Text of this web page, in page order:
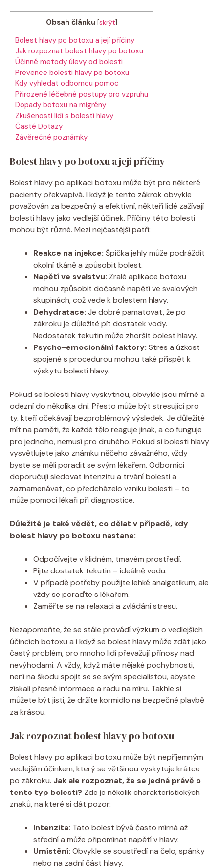
Obsah článku [skrýt]
Bolest hlavy po botoxu a její příčiny
Jak rozpoznat bolest hlavy po botoxu
Účinné metody úlevy od bolesti
Prevence bolesti hlavy po botoxu
Kdy vyhledat odbornou pomoc
Přirozené léčebné postupy pro vzpruhu
Dopady botoxu na migrény
Zkušenosti lidí s bolestí hlavy
Časté Dotazy
Závěrečné poznámky
Bolest hlavy po botoxu a její příčiny
Bolest hlavy po aplikaci botoxu může být pro některé
pacienty překvapivá. I když je tento zákrok obvykle
považován za bezpečný a efektivní, někteří lidé zažívají
bolesti hlavy jako vedlejší účinek. Příčiny této bolesti
mohou být různé. Mezi nejčastější patří:
Reakce na injekce: Špička jehly může podráždit
okolní tkáně a způsobit bolest.
Napětí ve svalstvu: Zralé aplikace botoxu
mohou způsobit dočasné napětí ve svalových
skupinách, což vede k bolestem hlavy.
Dehydratace: Je dobré pamatovat, že po
zákroku je důležité pít dostatek vody.
Nedostatek tekutin může zhoršit bolest hlavy.
Psycho-emocionální faktory: Stres a úzkost
spojené s procedurou mohou také přispět k
výskytu bolestí hlavy.
Pokud se bolesti hlavy vyskytnou, obvykle jsou mírné a
odezní do několika dní. Přesto může být stresující pro
ty, kteří očekávají bezproblémový výsledek. Je důležité
mít na paměti, že každé tělo reaguje jinak, a co funguje
pro jednoho, nemusí pro druhého. Pokud si bolesti hlavy
vysvětlujete jako známku něčeho závažného, vždy
byste se měli poradit se svým lékařem. Odborníci
doporučují sledovat intenzitu a trvání bolesti a
zaznamenávat, co předcházelo vzniku bolesti – to
může pomoci lékaři při diagnostice.
Důležité je také vědět, co dělat v případě, kdy
bolest hlavy po botoxu nastane:
Odpočívejte v klidném, tmavém prostředí.
Pijte dostatek tekutin – ideálně vodu.
V případě potřeby použijte lehké analgetikum, ale
vždy se poraďte s lékařem.
Zaměřte se na relaxaci a zvládání stresu.
Nezapomeňte, že se stále provádí výzkum o vedlejších
účincích botoxu a i když se bolest hlavy může zdát jako
častý problém, pro mnoho lidí převažují přínosy nad
nevýhodami. A vždy, když máte nějaké pochybnosti,
není na škodu spojit se se svým specialistou, abyste
získali přesné informace a radu na míru. Takhle si
můžete být jisti, že držíte kormidlo na bezpečné plavbě
za krásou.
Jak rozpoznat bolest hlavy po botoxu
Bolest hlavy po aplikaci botoxu může být nepříjemným
vedlejším účinkem, který se většinou vyskytuje krátce
po zákroku. Jak ale rozpoznat, že se jedná právě o
tento typ bolesti? Zde je několik charakteristických
znaků, na které si dát pozor:
Intenzita: Tato bolest bývá často mírná až
střední a může připomínat napětí v hlavy.
Umístění: Obvykle se soustředí na čelo, spánky
nebo na zadní část hlavy.